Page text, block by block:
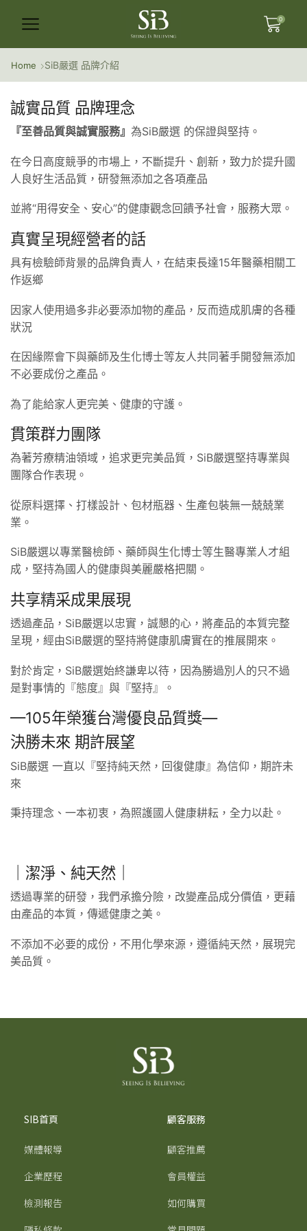
0
Home SiB嚴選 品牌介紹
誠實品質 品牌理念
『至善品質與誠實服務』 為SiB嚴選 的保證與堅持。
在今日高度競爭的市場上，不斷提升、創新，致力於提升國
人良好生活品質，研發無添加之各項產品
並將“用得安全、安心”的健康觀念回饋予社會，服務大眾。
真實呈現經營者的話
具有檢驗師背景的品牌負責人，在結束長達15年醫藥相關工
作返鄉
因家人使用過多非必要添加物的產品，反而造成肌膚的各種
狀況
在因緣際會下與藥師及生化博士等友人共同著手開發無添加
不必要成份之產品。
為了能給家人更完美、健康的守護。
貫策群力團隊
為著芳療精油領域，追求更完美品質，SiB嚴選堅持專業與
團隊合作表現。
從原料選擇、打樣設計、包材瓶器、生產包裝無一兢兢業
業。
SiB嚴選以專業醫檢師、藥師與生化博士等生醫專業人才組
成，堅持為國人的健康與美麗嚴格把關。
共享精采成果展現
透過產品，SiB嚴選以忠實，誠懇的心，將產品的本質完整
呈現，經由SiB嚴選的堅持將健康肌膚實在的推展開來。
對於肯定，SiB嚴選始終謙卑以待，因為勝過別人的只不過
是對事情的『態度』與『堅持』。
—105年榮獲台灣優良品質獎—
決勝未來 期許展望
SiB嚴選 一直以『堅持純天然，回復健康』為信仰，期許未
來
秉持理念、一本初衷，為照護國人健康耕耘，全力以赴。
｜潔淨、純天然｜
透過專業的研發，我們承擔分險，改變產品成分價值，更藉
由產品的本質，傳遞健康之美。
不添加不必要的成份，不用化學來源，遵循純天然，展現完
美品質。
SIB首頁
媒體報導
企業歷程
檢測報告
顧客服務
顧客推薦
會員權益
如何購買